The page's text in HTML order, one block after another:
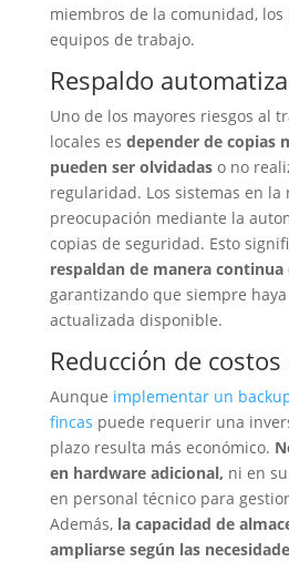
miembros de la comunidad, los
equipos de trabajo.
Respaldo
Uno de los mayores riesgos al
locales es depender de copias
pueden ser olvidadaso no
regularidad. Los sistemas en
preocupación mediante la
copias de seguridad. Esto
respaldan de manera
garantizando que siempre
actualizada disponible.
Reducción de
Aunque implementar un
fincas puede requerir una
plazo resulta más económico.
en hardware adicional, ni en
en personal técnico para
Además, la capacidad de
ampliarse según las